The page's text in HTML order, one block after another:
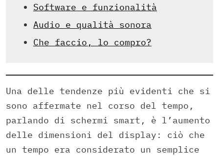
Software e funzionalità
Audio e qualità sonora
Che faccio, lo compro?
Una delle tendenze più evidenti che si
sono affermate nel corso del tempo,
parlando di schermi smart, è l’aumento
delle dimensioni del display: ciò che
un tempo era considerato un semplice